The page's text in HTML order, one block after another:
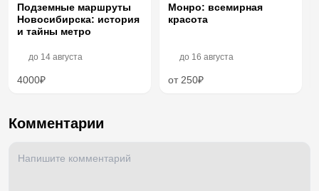
Подземные маршруты
Новосибирска: история
и тайны метро
до 14 августа
4000₽
Монро: всемирная
красота
до 16 августа
от 250₽
Комментарии